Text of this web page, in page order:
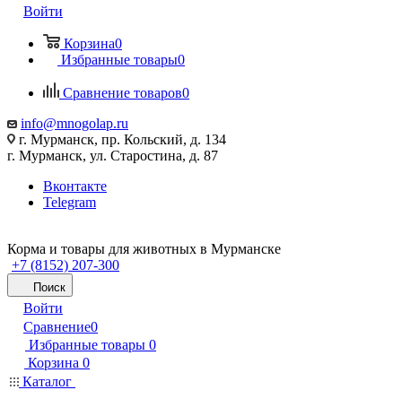
Войти
Корзина0
Избранные товары0
Сравнение товаров0
info@mnogolap.ru
г. Мурманск, пр. Кольский, д. 134
г. Мурманск, ул. Старостина, д. 87
Вконтакте
Telegram
Корма и товары для животных в Мурманске
+7 (8152) 207-300
Поиск
Войти
Сравнение0
Избранные товары 0
Корзина 0
Каталог